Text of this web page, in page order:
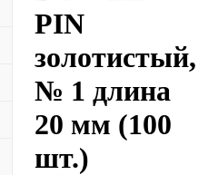
PIN
золотистый,
№ 1 длина
20 мм (100
шт.)